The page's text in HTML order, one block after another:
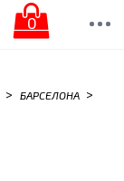
0
> БАРСЕЛОНА >